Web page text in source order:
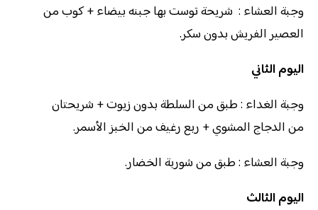
وجبة العشاء : شريحة توست بها جبنه بيضاء + كوب من
العصير الفريش بدون سكر.
اليوم الثاني
وجبة الغداء : طبق من السلطة بدون زيوت + شريحتان
من الدجاج المشوي + ربع رغيف من الخبز الأسمر.
وجبة العشاء : طبق من شوربة الخضار.
اليوم الثالث